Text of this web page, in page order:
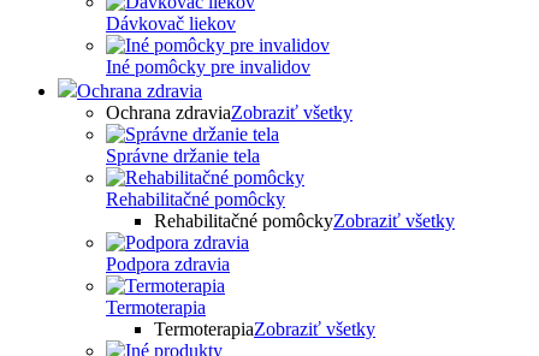
Dávkovač liekov
Iné pomôcky pre invalidov
Ochrana zdravia
Ochrana zdraviaZobraziť všetky
Správne držanie tela
Rehabilitačné pomôcky
Rehabilitačné pomôckyZobraziť všetky
Podpora zdravia
Termoterapia
TermoterapiaZobraziť všetky